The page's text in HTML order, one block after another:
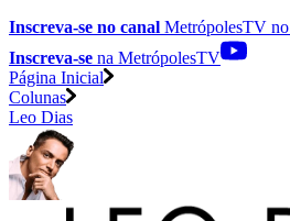
Inscreva-se no canal MetrópolesTV no
Inscreva-se na MetrópolesTV
Página Inicial
Colunas
Leo Dias